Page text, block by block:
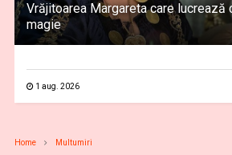
Vrăjitoarea Margareta care lucrează
magie
1 aug. 2026
Home Multumiri